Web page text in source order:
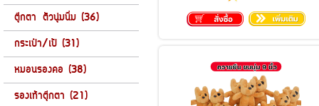
ตุ๊กตา ตัวนุ่มนิ่ม (36)
กระเป๋า/เป้ (31)
หมอนรองคอ (38)
รองเท้าตุ๊กตา (21)